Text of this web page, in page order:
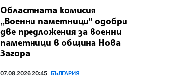
Областната комисия
„Военни паметници“ одобри
две предложения за военни
паметници в община Нова
Загора
07.08.2026 20:45 БЪЛГАРИЯ